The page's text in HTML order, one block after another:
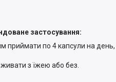
застосування:
приймати по 4 капсули на
з їжею або без.